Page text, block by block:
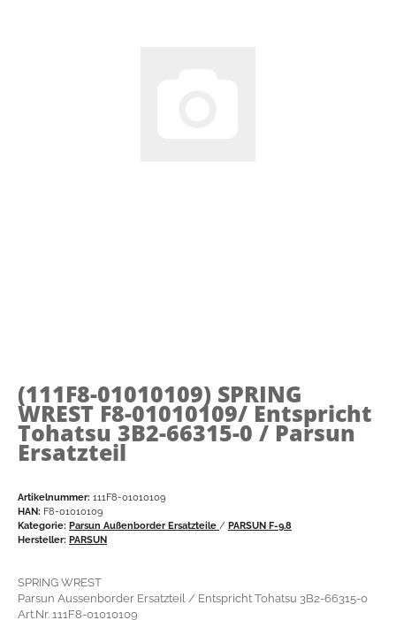
(111F8-01010109) SPRING
WREST F8-01010109/ Entspricht
Tohatsu 3B2-66315-0 / Parsun
Ersatzteil
Artikelnummer: 111F8-01010109
HAN: F8-01010109
Kategorie: Parsun Außenborder Ersatzteile / PARSUN F-9.8
Hersteller: PARSUN
SPRING WREST
Parsun Aussenborder Ersatzteil / Entspricht Tohatsu 3B2-66315-0
Art.Nr. 111F8-01010109